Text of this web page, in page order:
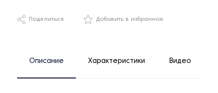
Поделиться Добавить в избранное
Описание Характеристики Видео